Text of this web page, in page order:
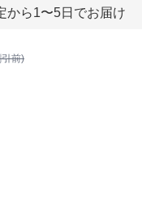
から1〜5日でお届け
前)